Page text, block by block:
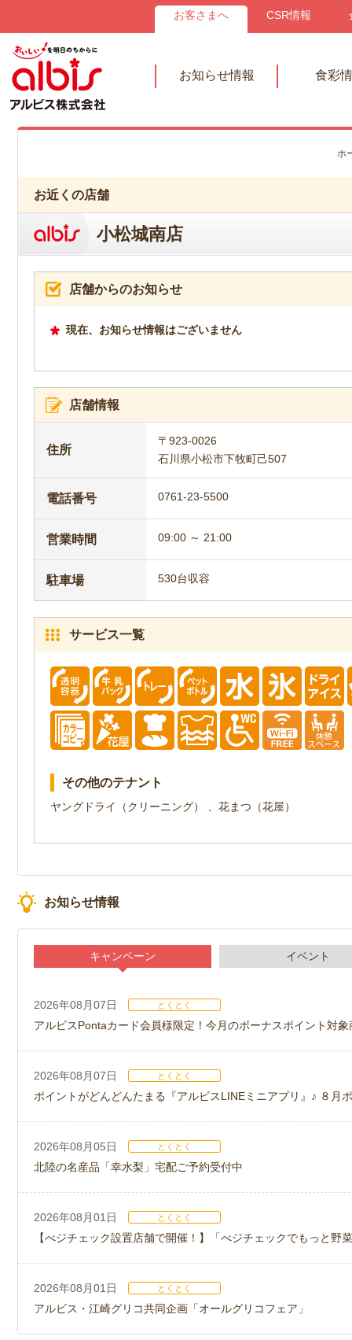
お客さまへ CSR情報
お知らせ情報 食彩
ホ
お近くの店舗
小松城南店
店舗からのお知らせ
現在、お知らせ情報はございません
店舗情報
住所
〒923-0026
石川県小松市下牧町己507
電話番号 0761-23-5500
営業時間 09:00 ～ 21:00
駐車場 530台収容
サービス一覧
その他のテナント
ヤングドライ（クリーニング） 、花まつ（花屋）
お知らせ情報
キャンペーン イベント
2026年08月07日 とくとく
アルビスPontaカード会員様限定！今月のボーナスポイント対象
2026年08月07日 とくとく
ポイントがどんどんたまる『アルビスLINEミニアプリ』♪ ８月
2026年08月05日 とくとく
北陸の名産品「幸水梨」宅配ご予約受付中
2026年08月01日 とくとく
【べジチェック設置店舗で開催！】「べジチェックでもっと野
2026年08月01日 とくとく
アルビス・江崎グリコ共同企画「オールグリコフェア」